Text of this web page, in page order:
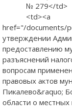
№ 279</td>
<td><a
href="/documents/
утверждении
предоставлению
разъяснений
вопросам
правовых актов
Пикалево&raquo;
области о